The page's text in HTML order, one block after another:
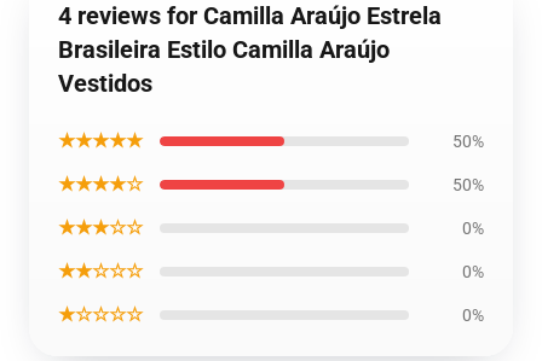
4 reviews for Camilla Araújo Estrela
Brasileira Estilo Camilla Araújo
Vestidos
★★★★★ 50%
★★★★☆ 50%
★★★☆☆ 0%
★★☆☆☆ 0%
★☆☆☆☆ 0%